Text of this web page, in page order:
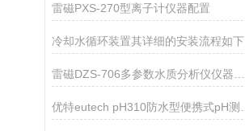
雷磁PXS-270型离子计仪器配置
冷却水循环装置其详细的安装流程如下